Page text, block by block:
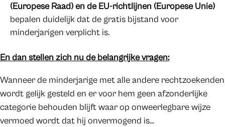
(Europese Raad) en de EU-richtlijnen (Europese Unie)
bepalen duidelijk dat de gratis bijstand voor
minderjarigen verplicht is.
En dan stellen zich nu de belangrijke vragen:
Wanneer de minderjarige met alle andere rechtzoekenden
wordt gelijk gesteld en er voor hem geen afzonderlijke
categorie behouden blijft waar op onweerlegbare wijze
vermoed wordt dat hij onvermogend is…